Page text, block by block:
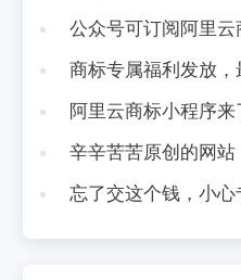
公众号可订阅阿里
商标专属福利发放，
阿里云商标小程序来
辛辛苦苦原创的网
忘了交这个钱，小心